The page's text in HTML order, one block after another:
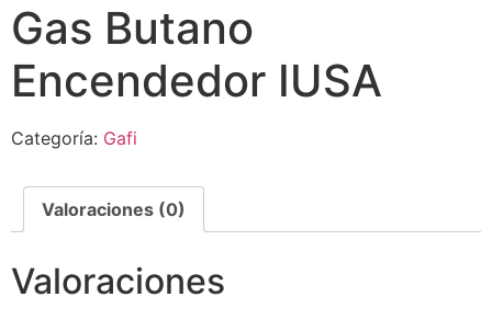
Gas Butano
Encendedor IUSA
Categoría: Gafi
Valoraciones (0)
Valoraciones